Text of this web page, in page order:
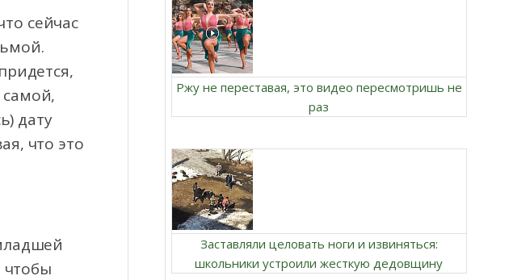
сейчас
дату
что это
чтобы
Ржу не переставая, это видео пересмотришь не
раз
Заставляли целовать ноги и извиняться:
школьники устроили жесткую дедовщину